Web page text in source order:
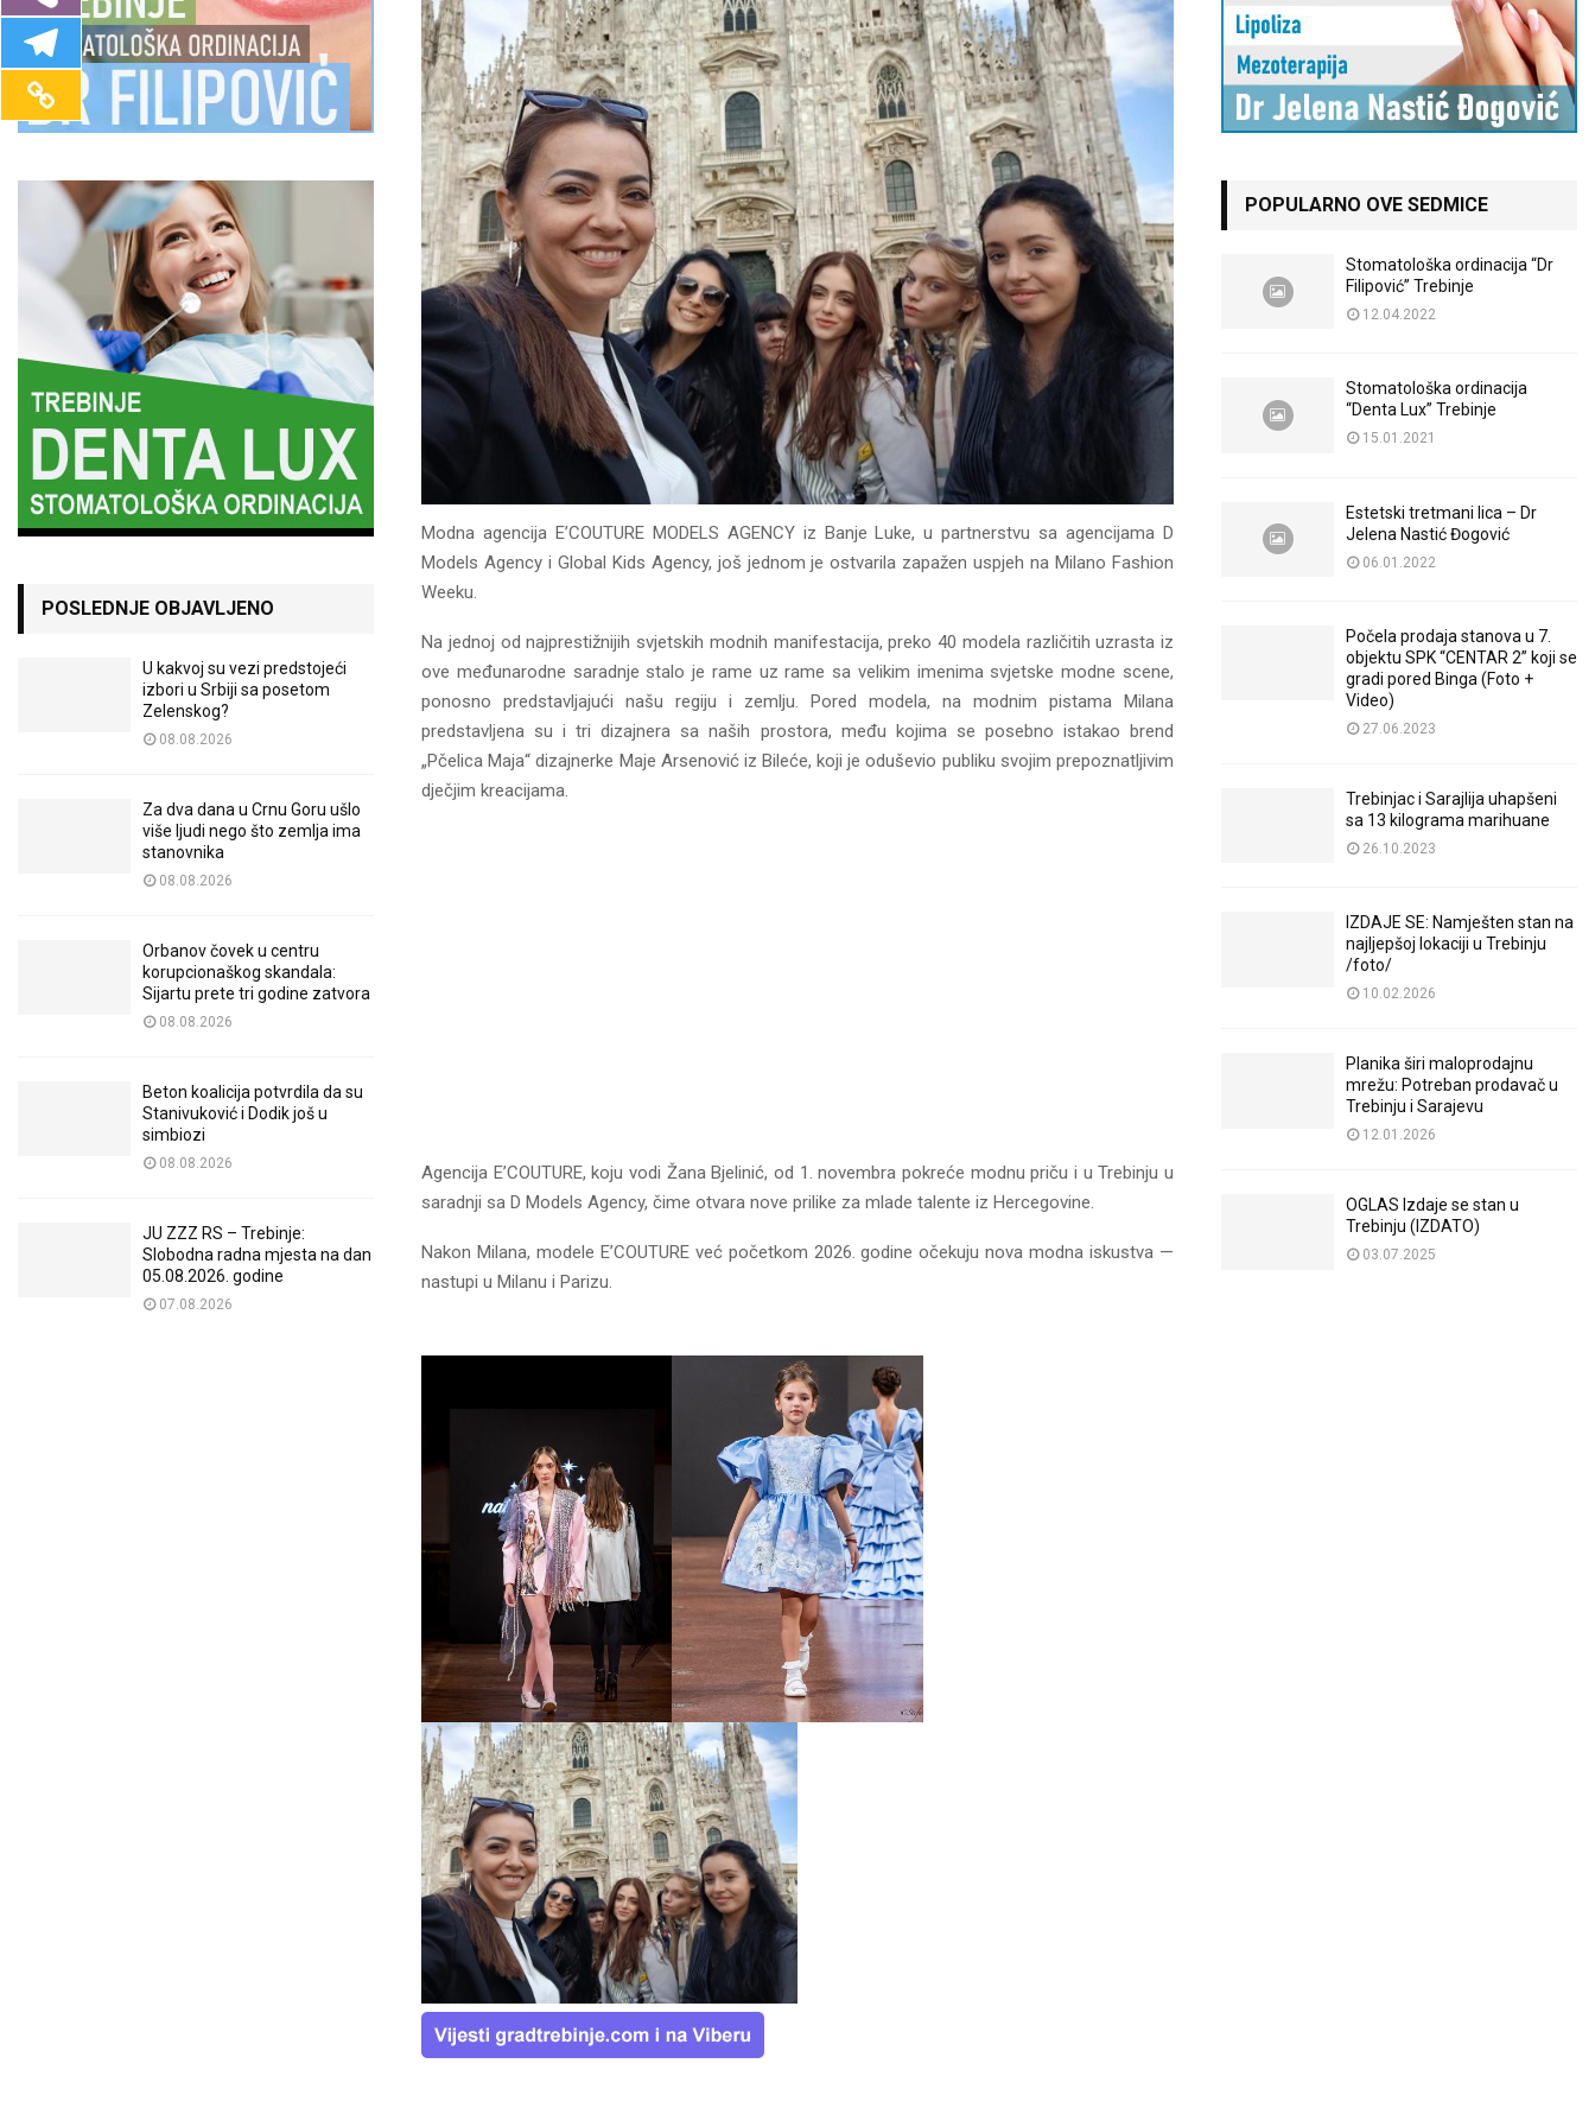
Modna agencija E’COUTURE MODELS AGENCY iz Banje Luke, u partnerstvu sa agencijama D
Models Agency i Global Kids Agency, još jednom je ostvarila zapažen uspjeh na Milano Fashion
Weeku.
Na jednoj od najprestižnijih svjetskih modnih manifestacija, preko 40 modela različitih uzrasta iz
ove međunarodne saradnje stalo je rame uz rame sa velikim imenima svjetske modne scene,
ponosno predstavljajući našu regiju i zemlju. Pored modela, na modnim pistama Milana
predstavljena su i tri dizajnera sa naših prostora, među kojima se posebno istakao brend
„Pčelica Maja“ dizajnerke Maje Arsenović iz Bileće, koji je oduševio publiku svojim prepoznatljivim
dječjim kreacijama.
Agencija E’COUTURE, koju vodi Žana Bjelinić, od 1. novembra pokreće modnu priču i u Trebinju u
saradnji sa D Models Agency, čime otvara nove prilike za mlade talente iz Hercegovine.
Nakon Milana, modele E’COUTURE već početkom 2026. godine očekuju nova modna iskustva —
nastupi u Milanu i Parizu.
POSLEDNJE OBJAVLJENO
U kakvoj su vezi predstojeći
izbori u Srbiji sa posetom
Zelenskog?
08.08.2026
Za dva dana u Crnu Goru ušlo
više ljudi nego što zemlja ima
stanovnika
08.08.2026
Orbanov čovek u centru
korupcionaškog skandala:
Sijartu prete tri godine zatvora
08.08.2026
Beton koalicija potvrdila da su
Stanivuković i Dodik još u
simbiozi
08.08.2026
JU ZZZ RS – Trebinje:
Slobodna radna mjesta na dan
05.08.2026. godine
07.08.2026
POPULARNO OVE SEDMICE
Stomatološka ordinacija “Dr
Filipović” Trebinje
12.04.2022
Stomatološka ordinacija
“Denta Lux” Trebinje
15.01.2021
Estetski tretmani lica – Dr
Jelena Nastić Đogović
06.01.2022
Počela prodaja stanova u 7.
objektu SPK “CENTAR 2” koji se
gradi pored Binga (Foto +
Video)
27.06.2023
Trebinjac i Sarajlija uhapšeni
sa 13 kilograma marihuane
26.10.2023
IZDAJE SE: Namješten stan na
najljepšoj lokaciji u Trebinju
/foto/
10.02.2026
Planika širi maloprodajnu
mrežu: Potreban prodavač u
Trebinju i Sarajevu
12.01.2026
OGLAS Izdaje se stan u
Trebinju (IZDATO)
03.07.2025